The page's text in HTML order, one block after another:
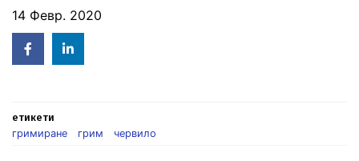
14 Февр. 2020
Facebook
in
етикети
гримиране
грим червило